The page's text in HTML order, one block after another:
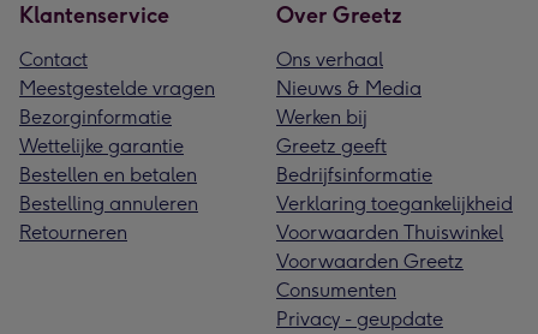
Klantenservice
Contact
Meestgestelde vragen
Bezorginformatie
Wettelijke garantie
Bestellen en betalen
Bestelling annuleren
Retourneren
Over Greetz
Ons verhaal
Nieuws & Media
Werken bij
Greetz geeft
Bedrijfsinformatie
Verklaring toegankelijkheid
Voorwaarden Thuiswinkel
Voorwaarden Greetz
Consumenten
Privacy - geupdate